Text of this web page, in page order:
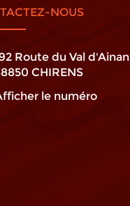
NOUS
Route du Val d'Ainan
CHIRENS
le numéro